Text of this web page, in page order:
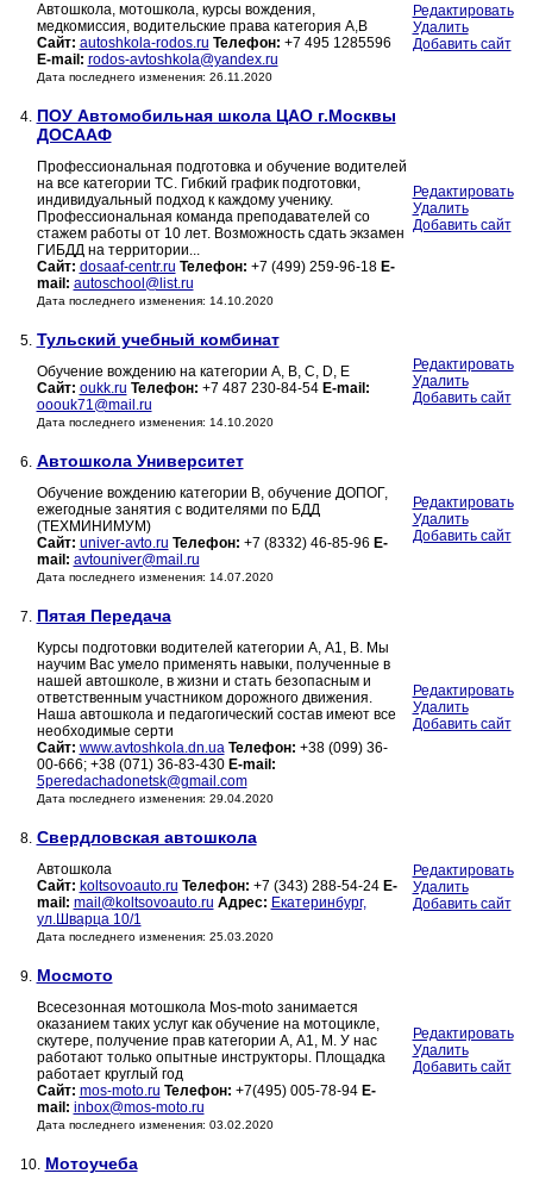
Автошкола, мотошкола, курсы вождения,
медкомиссия, водительские права категория А,В
Сайт: autoshkola-rodos.ru Телефон: +7 495 1285596
E-mail: rodos-avtoshkola@yandex.ru
Дата последнего изменения: 26.11.2020
Редактировать
Удалить
Добавить сайт
4. ПОУ Автомобильная школа ЦАО г.Москвы
ДОСААФ
Профессиональная подготовка и обучение водителей
на все категории ТС. Гибкий график подготовки,
индивидуальный подход к каждому ученику.
Профессиональная команда преподавателей со
стажем работы от 10 лет. Возможность сдать экзамен
ГИБДД на территории...
Сайт: dosaaf-centr.ru Телефон: +7 (499) 259-96-18 E-
mail: autoschool@list.ru
Дата последнего изменения: 14.10.2020
Редактировать
Удалить
Добавить сайт
5. Тульский учебный комбинат
Обучение вождению на категории А, В, С, D, Е
Сайт: oukk.ru Телефон: +7 487 230-84-54 E-mail:
ooouk71@mail.ru
Дата последнего изменения: 14.10.2020
Редактировать
Удалить
Добавить сайт
6. Автошкола Университет
Обучение вождению категории B, обучение ДОПОГ,
ежегодные занятия с водителями по БДД
(ТЕХМИНИМУМ)
Сайт: univer-avto.ru Телефон: +7 (8332) 46-85-96 E-
mail: avtouniver@mail.ru
Дата последнего изменения: 14.07.2020
Редактировать
Удалить
Добавить сайт
7. Пятая Передача
Курсы подготовки водителей категории А, А1, В. Мы
научим Вас умело применять навыки, полученные в
нашей автошколе, в жизни и стать безопасным и
ответственным участником дорожного движения.
Наша автошкола и педагогический состав имеют все
необходимые серти
Сайт: www.avtoshkola.dn.ua Телефон: +38 (099) 36-
00-666; +38 (071) 36-83-430 E-mail:
5peredachadonetsk@gmail.com
Дата последнего изменения: 29.04.2020
Редактировать
Удалить
Добавить сайт
8. Свердловская автошкола
Автошкола
Сайт: koltsovoauto.ru Телефон: +7 (343) 288-54-24 E-
mail: mail@koltsovoauto.ru Адрес: Екатеринбург,
ул.Шварца 10/1
Дата последнего изменения: 25.03.2020
Редактировать
Удалить
Добавить сайт
9. Мосмото
Всесезонная мотошкола Mos-moto занимается
оказанием таких услуг как обучение на мотоцикле,
скутере, получение прав категории А, А1, М. У нас
работают только опытные инструкторы. Площадка
работает круглый год
Сайт: mos-moto.ru Телефон: +7(495) 005-78-94 E-
mail: inbox@mos-moto.ru
Дата последнего изменения: 03.02.2020
Редактировать
Удалить
Добавить сайт
10. Мотоучеба